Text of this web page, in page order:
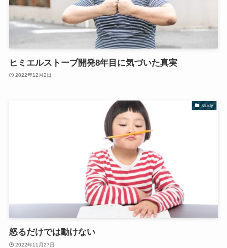
ヒミエルストーブ開発8年目に気づいた真実
2022年12月2日
study
怒るだけでは動けない
2022年11月27日